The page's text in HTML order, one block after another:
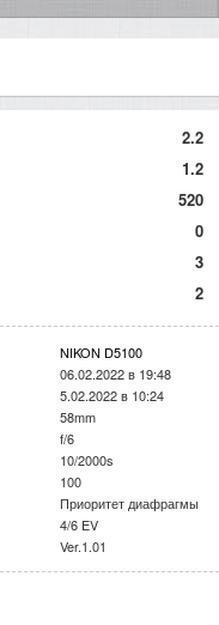
2.2
1.2
520
0
3
2
NIKON D5100
06.02.2022 в 19:48
5.02.2022 в 10:24
58mm
f/6
10/2000s
100
Приоритет диафрагмы
4/6 EV
Ver.1.01